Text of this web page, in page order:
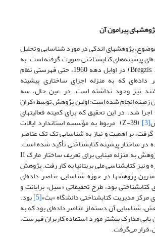
پیرامون آن
پژوهشهای اندکی در مورد شناسایی و تحلیل
پیشینه‌های کتابشناختی صورت گرفته است. به
نظر برگزیس (Bregzis, 1970) در اوایل دهه 1960، حتی فهرستی نظام
داده‌ای که به منزله اجزای ساختاری پیشینه
نیز وجود نداشته است. در عین حال، سه
انجام شده است: اولین پژوهش توسط «کران
اجرا شد. در این تحقیق که برای کمیته فعالیتهای
[3] (Z-39) مربوط به مؤسسه استاندارد ایالات
گرفت، بر اهمیت و نیاز به شناسایی تک تک عناصر
در ساختار پیشینه کتابشناختی تأکید شده است.
دستاوردهای این پژوهش به منزله مبنایی برای تعریف ساختار مارک II
و نیز کتابشناسی ملی بریتانیا به کار رفت. پژوهش
پژوهشها در حوزه شناسایی عناصر داده‌ای
بود، طرح تحقیقاتی «سیل، برایانت و
[5] بود.
شناسایی آن دسته از عناصر داده‌ای بود که به
یابی مدارک بیشتر مورد استفاده کاربران فهرست،
قرار می‌گرفت.